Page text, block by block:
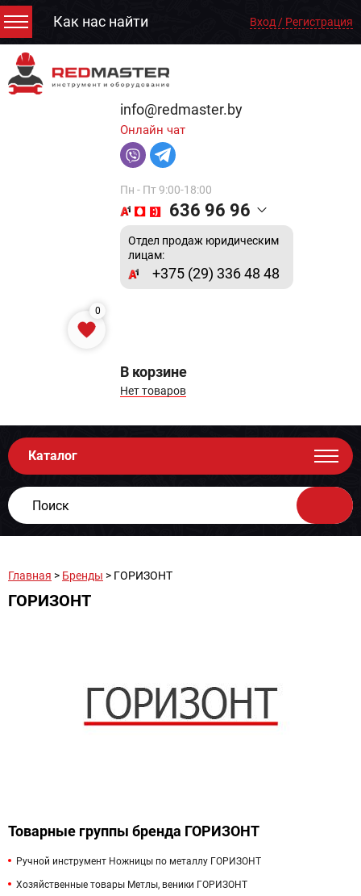
Как нас найти Вход / Регистрация
info@redmaster.by
Онлайн чат
Пн - Пт 9:00-18:00
636 96 96
Отдел продаж юридическим
лицам:
+375 (29) 336 48 48
0
В корзине
Нет товаров
Каталог
Главная > Бренды > ГОРИЗОНТ
ГОРИЗОНТ
Товарные группы бренда ГОРИЗОНТ
Ручной инструмент Ножницы по металлу ГОРИЗОНТ
Хозяйственные товары Метлы, веники ГОРИЗОНТ